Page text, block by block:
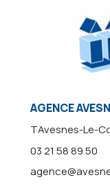
AGENCE
TAvesnes-Le-
03 21 58 89 50